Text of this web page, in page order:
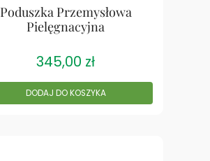
Poduszka Przemysłowa
Pielęgnacyjna
345,00 zł
DODAJ DO KOSZYKA